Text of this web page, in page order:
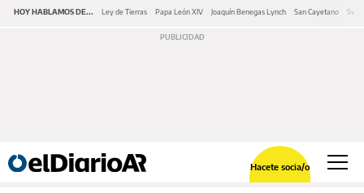
HOY HABLAMOS DE... Ley de Tierras Papa León XIV Joaquín Benegas Lynch San Cayetano
Hacete socia/o